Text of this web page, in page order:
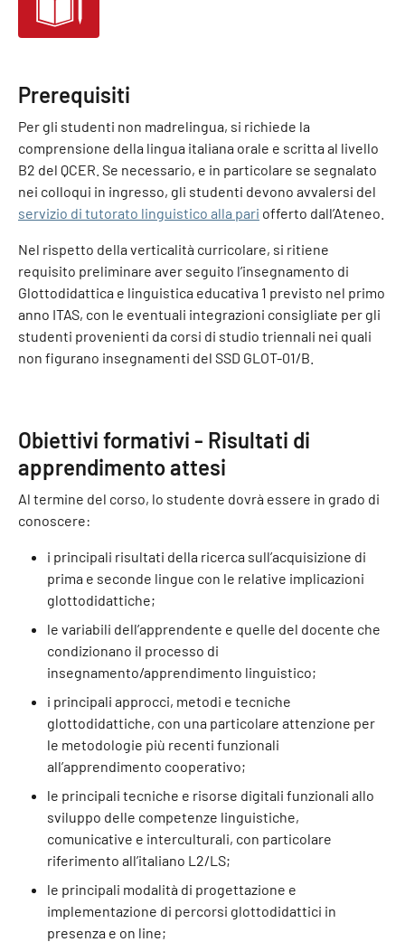
Prerequisiti
Per gli studenti non madrelingua, si richiede la
comprensione della lingua italiana orale e scritta al livello
B2 del QCER. Se necessario, e in particolare se segnalato
nei colloqui in ingresso, gli studenti devono avvalersi del
servizio di tutorato linguistico alla pari offerto dall’Ateneo.
Nel rispetto della verticalità curricolare, si ritiene
requisito preliminare aver seguito l’insegnamento di
Glottodidattica e linguistica educativa 1 previsto nel primo
anno ITAS, con le eventuali integrazioni consigliate per gli
studenti provenienti da corsi di studio triennali nei quali
non figurano insegnamenti del SSD GLOT-01/B.
Obiettivi formativi - Risultati di
apprendimento attesi
Al termine del corso, lo studente dovrà essere in grado di
conoscere:
i principali risultati della ricerca sull’acquisizione di
prima e seconde lingue con le relative implicazioni
glottodidattiche;
le variabili dell’apprendente e quelle del docente che
condizionano il processo di
insegnamento/apprendimento linguistico;
i principali approcci, metodi e tecniche
glottodidattiche, con una particolare attenzione per
le metodologie più recenti funzionali
all’apprendimento cooperativo;
le principali tecniche e risorse digitali funzionali allo
sviluppo delle competenze linguistiche,
comunicative e interculturali, con particolare
riferimento all’italiano L2/LS;
le principali modalità di progettazione e
implementazione di percorsi glottodidattici in
presenza e on line;